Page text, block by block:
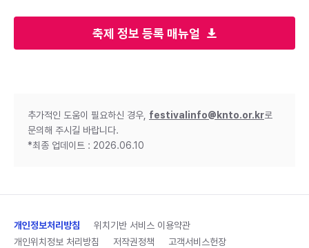
축제 정보 등록 매뉴얼
추가적인 도움이 필요하신 경우, festivalinfo@knto.or.kr로
문의해 주시길 바랍니다.
*최종 업데이트 : 2026.06.10
개인정보처리방침
위치기반 서비스 이용약관
개인위치정보 처리방침
저작권정책 고객서비스헌장